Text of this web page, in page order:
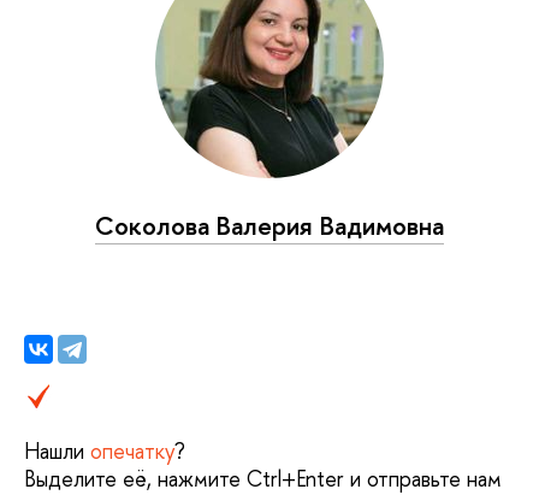
Соколова Валерия Вадимовна
Нашли опечатку?
Выделите её, нажмите Ctrl+Enter и отправьте нам